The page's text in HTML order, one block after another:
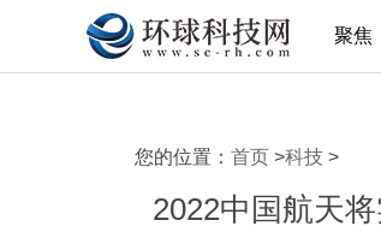
聚焦
您的位置： 首页 >科技 >
2022中国航天